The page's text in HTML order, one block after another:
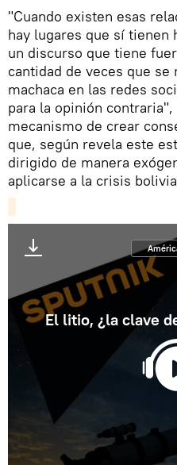
"Cuando existen esas
hay lugares que sí tienen
un discurso que tiene
cantidad de veces que
machaca en las redes
para la opinión
mecanismo de crear
que, según revela este
dirigido de manera
aplicarse a la crisis
El litio, ¿la clave